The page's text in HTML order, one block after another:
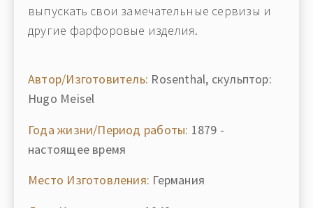
выпускать свои замечательные сервизы и
другие фарфоровые изделия.
Автор/Изготовитель: Rosenthal, скульптор:
Hugo Meisel
Года жизни/Период работы: 1879 -
настоящее время
Место Изготовления: Германия